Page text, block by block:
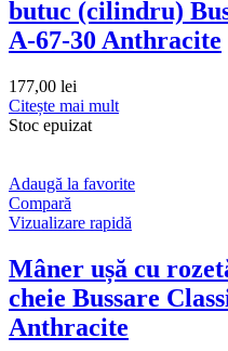
butuc (cilindru)
A-67-30 Anthracite
177,00 lei
Citește mai mult
Stoc epuizat
Adaugă la favorite
Compară
Vizualizare rapidă
Mâner ușă cu
cheie Bussare
Anthracite